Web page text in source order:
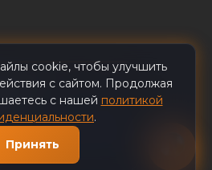
cookie, чтобы улучшить
с сайтом. Продолжая
с нашей политикой
.
Принять
AI ✕
сокращают